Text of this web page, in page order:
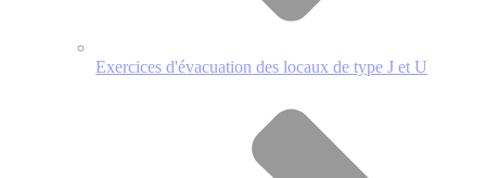
Exercices d'évacuation des locaux de type J et U